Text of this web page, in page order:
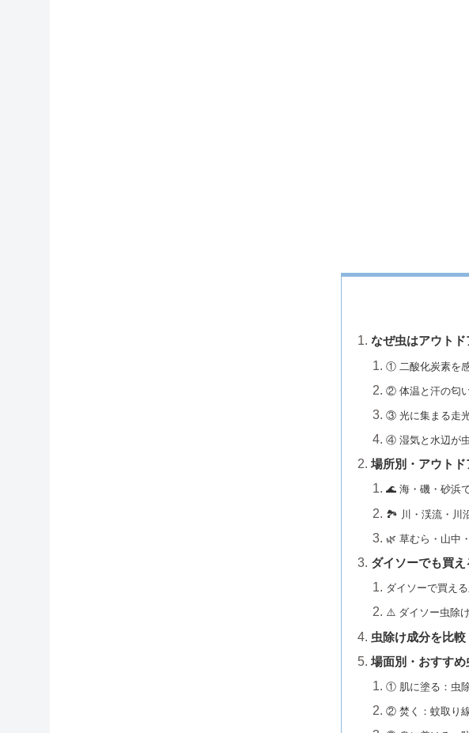
なぜ虫はアウト
① 二酸化炭素を
② 体温と汗の匂
③ 光に集まる走
④ 湿気と水辺が
場所別・アウト
🌊 海・磯・砂浜
🏞 川・渓流・川
🌿 草むら・山中
ダイソーでも買
ダイソーで買え
⚠️ ダイソー虫除
虫除け成分を比
場面別・おすすめ
① 肌に塗る：虫
② 焚く：蚊取り